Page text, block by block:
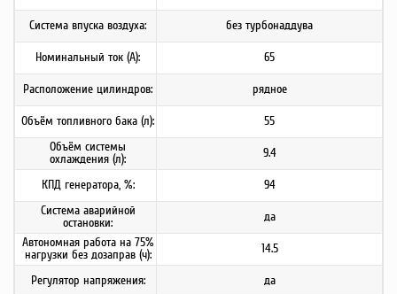
Система впуска воздуха: без турбонаддува
Номинальный ток (А): 65
Расположение цилиндров: рядное
Объём топливного бака (л):
55
Объём системы
охлаждения (л):
9.4
КПД генератора, %:
94
Система аварийной
остановки:
да
Автономная работа на 75%
нагрузки без дозаправ (ч):
14.5
Регулятор напряжения:
да